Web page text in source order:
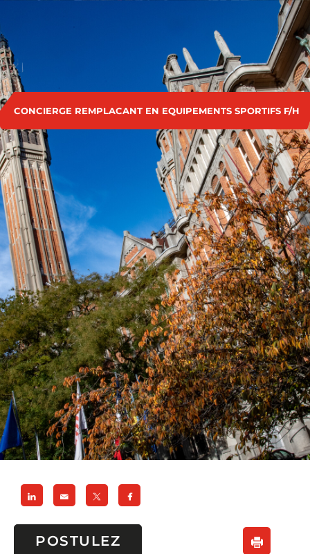
CONCIERGE REMPLACANT EN EQUIPEMENTS SPORTIFS F/H
POSTULEZ